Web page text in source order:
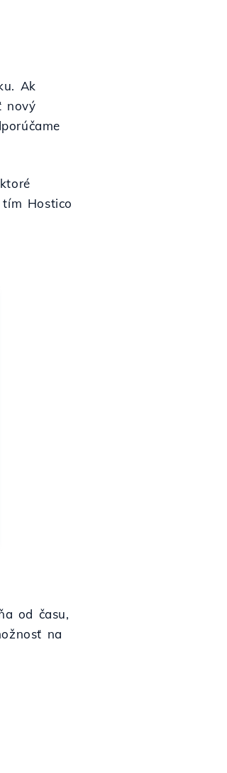
Ak
nový
Hostico
od času,
na